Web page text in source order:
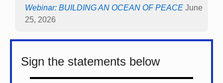
Webinar: BUILDING AN OCEAN OF PEACE June
25, 2026
Sign the statements below